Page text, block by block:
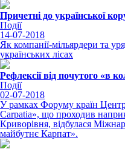
Причетні до української
Події
14-07-2018
Як компанії-мільярдери та
українських лісах
Рефлексії від почутого «в
Події
02-07-2018
У рамках Форуму країн
Carpatia», що проходив
Криворівня, відбулася
майбутнє Карпат».